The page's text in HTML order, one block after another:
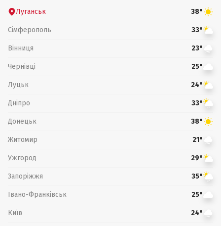
Луганськ 38°
Сімферополь 33°
Вінниця 23°
Чернівці 25°
Луцьк 24°
Дніпро 33°
Донецьк 38°
Житомир 21°
Ужгород 29°
Запоріжжя 35°
Івано-Франківськ 25°
Київ 24°